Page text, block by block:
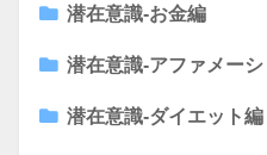
潜在意識-お金編
潜在意識-アファメーシ
潜在意識-ダイエット編